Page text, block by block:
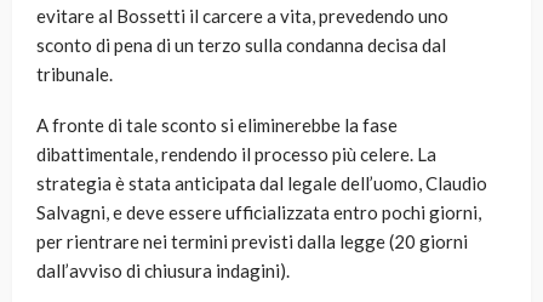
evitare al Bossetti il carcere a vita, prevedendo uno
sconto di pena di un terzo sulla condanna decisa dal
tribunale.
A fronte di tale sconto si eliminerebbe la fase
dibattimentale, rendendo il processo più celere. La
strategia è stata anticipata dal legale dell’uomo, Claudio
Salvagni, e deve essere ufficializzata entro pochi giorni,
per rientrare nei termini previsti dalla legge (20 giorni
dall’avviso di chiusura indagini).